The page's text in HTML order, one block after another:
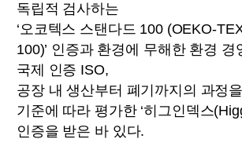
독립적 검사하는
‘오코텍스 스탠다드 100 (OEKO-
100)’ 인증과 환경에 무해한 환경 경
국제 인증 ISO,
공장 내 생산부터 폐기까지의 과정
기준에 따라 평가한 ‘히그인덱스
인증을 받은 바 있다.